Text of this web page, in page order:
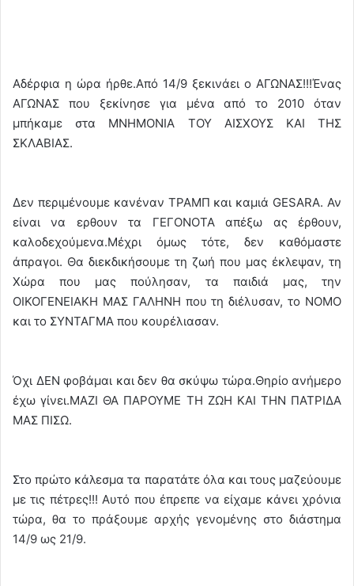
Αδέρφια η ώρα ήρθε.Από 14/9 ξεκινάει ο ΑΓΩΝΑΣ!!!Ένας
ΑΓΩΝΑΣ που ξεκίνησε για μένα από το 2010 όταν
μπήκαμε στα ΜΝΗΜΟΝΙΑ ΤΟΥ ΑΙΣΧΟΥΣ ΚΑΙ ΤΗΣ
ΣΚΛΑΒΙΑΣ.
Δεν περιμένουμε κανέναν ΤΡΑΜΠ και καμιά GESARA. Αν
είναι να ερθουν τα ΓΕΓΟΝΟΤΑ απέξω ας έρθουν,
καλοδεχούμενα.Μέχρι όμως τότε, δεν καθόμαστε
άπραγοι. Θα διεκδικήσουμε τη ζωή που μας έκλεψαν, τη
Χώρα που μας πούλησαν, τα παιδιά μας, την
ΟΙΚΟΓΕΝΕΙΑΚΗ ΜΑΣ ΓΑΛΗΝΗ που τη διέλυσαν, το ΝΟΜΟ
και το ΣΥΝΤΑΓΜΑ που κουρέλιασαν.
Όχι ΔΕΝ φοβάμαι και δεν θα σκύψω τώρα.Θηρίο ανήμερο
έχω γίνει.ΜΑΖΙ ΘΑ ΠΑΡΟΥΜΕ ΤΗ ΖΩΗ ΚΑΙ ΤΗΝ ΠΑΤΡΙΔΑ
ΜΑΣ ΠΙΣΩ.
Στο πρώτο κάλεσμα τα παρατάτε όλα και τους μαζεύουμε
με τις πέτρες!!! Αυτό που έπρεπε να είχαμε κάνει χρόνια
τώρα, θα το πράξουμε αρχής γενομένης στο διάστημα
14/9 ως 21/9.